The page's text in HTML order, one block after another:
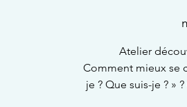
Atelier
Comment mieux se
je ? Que suis-je ? »